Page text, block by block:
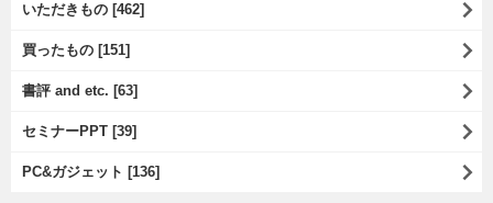
いただきもの [462]
買ったもの [151]
書評 and etc. [63]
セミナーPPT [39]
PC&ガジェット [136]